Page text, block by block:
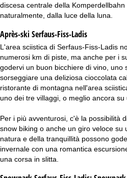
discesa centrale della
naturalmente, dalla luce della luna.
Après-ski Serfaus-Fiss-Ladis
L'area sciistica di Serfaus-Fiss-Ladis
numerosi km di piste, ma anche per i
godervi un buon bicchiere di vino, uno
sorseggiare una deliziosa cioccolata
ristorante di montagna nell'area
uno dei tre villaggi, o meglio ancora
Per i più avventurosi, c'è la possibilità
snow biking o anche un giro veloce su
natura e della tranquillità possono
invernale con una romantica
una corsa in slitta.